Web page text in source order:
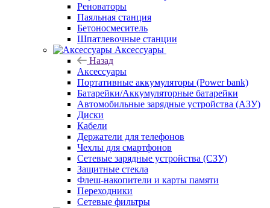
Реноваторы
Паяльная станция
Бетоносмеситель
Шпатлевочные станции
Аксессуары
Назад
Аксессуары
Портативные аккумуляторы (Power bank)
Батарейки/Аккумуляторные батарейки
Автомобильные зарядные устройства (АЗУ)
Диски
Кабели
Держатели для телефонов
Чехлы для смартфонов
Сетевые зарядные устройства (СЗУ)
Защитные стекла
Флеш-накопители и карты памяти
Переходники
Сетевые фильтры